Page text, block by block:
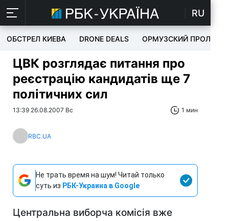
RU
ОБСТРЕЛ КИЕВА DRONE DEALS ОРМУЗСКИЙ ПРОЛИВ
ЦВК розглядає питання про
реєстрацію кандидатів ще 7
політичних сил
13:39 26.08.2007 Вс 1 мин
RBC.UA
Не трать время на шум! Читай только
суть из РБК-Украина в Google
Центральна виборча комісія вже